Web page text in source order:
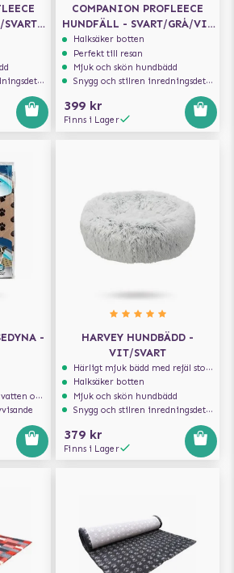
CM
COMPANION PROFLEECE
HUNDFÄLL - SVART/GRÅ/VIT
100X75 CM
Halksäker botten
Perfekt till resan
Mjuk och skön hundbädd
Snygg och stilren inredningsdetalj
399 kr
Finns i Lager
-
och mat
HARVEY HUNDBÄDD -
VIT/SVART
Härligt mjuk bädd med rejäl stoppning som håller formen
Halksäker botten
Mjuk och skön hundbädd
Snygg och stilren inredningsdetalj
379 kr
Finns i Lager